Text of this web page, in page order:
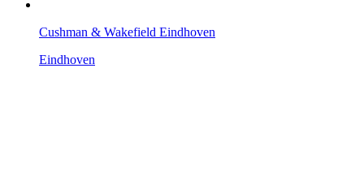
Cushman & Wakefield Eindhoven
Eindhoven